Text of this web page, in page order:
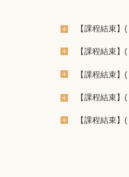
【課程結束
【課程結束
【課程結束
【課程結束
【課程結束